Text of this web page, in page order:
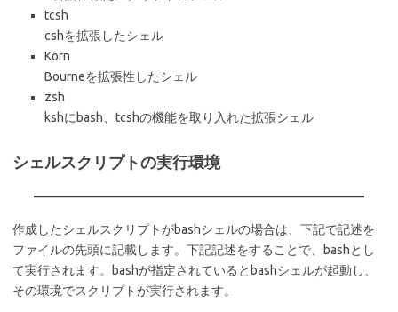
tcsh
cshを拡張したシェル
Korn
Bourneを拡張性したシェル
zsh
kshにbash、tcshの機能を取り入れた拡張シェル
シェルスクリプトの実行環境
作成したシェルスクリプトがbashシェルの場合は、下記で記述を
ファイルの先頭に記載します。下記記述をすることで、bashとし
て実行されます。bashが指定されているとbashシェルが起動し、
その環境でスクリプトが実行されます。